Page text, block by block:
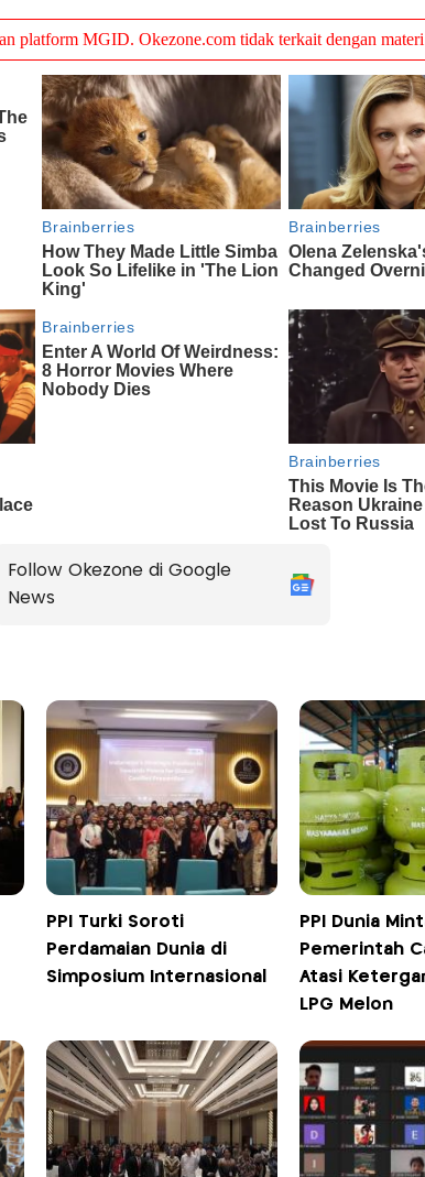
Follow Okezone di Google
News
PPI Turki Soroti
Perdamaian Dunia di
Simposium Internasional
PPI Dunia
Pemerintah
Atasi
LPG Melon